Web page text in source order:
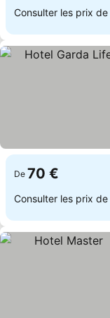
Consulter les prix de
De 70 €
Consulter les prix de